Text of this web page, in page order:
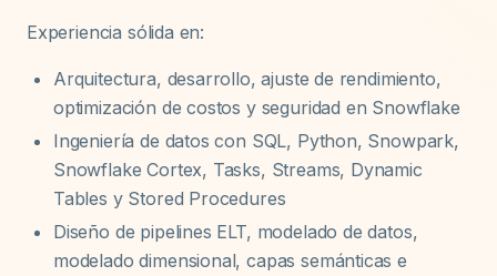
Experiencia sólida en:
Arquitectura, desarrollo, ajuste de rendimiento,
optimización de costos y seguridad en Snowflake
Ingeniería de datos con SQL, Python, Snowpark,
Snowflake Cortex, Tasks, Streams, Dynamic
Tables y Stored Procedures
Diseño de pipelines ELT, modelado de datos,
modelado dimensional, capas semánticas e